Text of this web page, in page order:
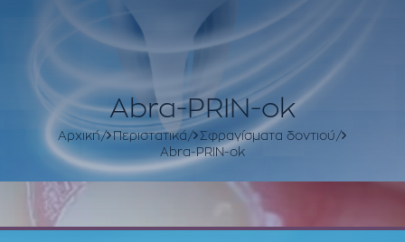
Abra-PRIN-ok
Αρχική Περιστατικά
Σφραγίσματα δοντιού
Abra-PRIN-ok